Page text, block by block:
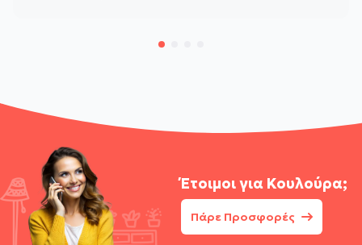
Έτοιμοι για Κουλούρα;
Πάρε Προσφορές